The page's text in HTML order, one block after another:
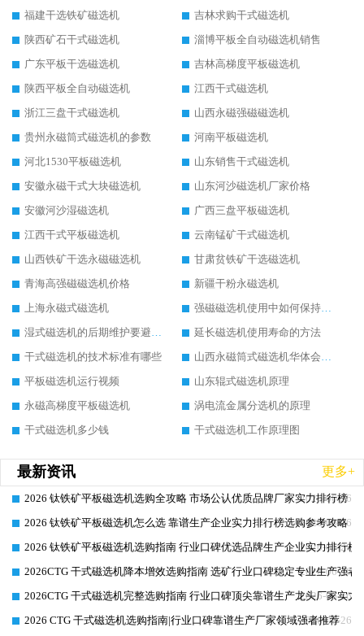
福建干选铁矿磁选机
吉林求购干式磁选机
陕西矿石干式磁选机
淄博平板全自动磁选机销售
广东平板干选磁选机
吉林高梯度平板磁选机
陕西平板全自动磁选机
江西干式磁选机
浙江三盘干式磁选机
山西永磁强磁磁选机
贵州永磁筒式磁选机的参数
河南平板磁选机
河北1530平板磁选机
山东销售干式磁选机
安徽永磁干式大块磁选机
山东河沙磁选机厂家价格
安徽河沙湿磁选机
广西三盘平板磁选机
江西干式平板磁选机
云南锰矿干式磁选机
山西铁矿干选永磁磁选机
甘肃贫铁矿干选磁选机
青海高强磁磁选机价格
新疆干粉永磁选机
上海永磁式磁选机
强磁磁选机使用中如何保持其顺畅运行
湿式磁选机的后期维护要避开哪些坑
延长磁选机使用寿命的方法
干式磁选机的技术标准有哪些
山西永磁筒式磁选机华体会手机网页版-华体会(中国)
平板磁选机运行视频
山东辊式磁选机原理
永磁高梯度平板磁选机
涡电流金属分选机的原理
干式磁选机多少钱
干式磁选机工作原理图
最新资讯 更多+
2026-06-26
2026 钛铁矿平板磁选机选购全攻略 市场公认优质品牌厂家实力排行榜
2026-06-26
2026 钛铁矿平板磁选机怎么选 靠谱生产企业实力排行榜选购参考攻略
2026-06-26
2026 钛铁矿平板磁选机选购指南 行业口碑优选品牌生产企业实力排行榜
2026-06-26
2026CTG 干式磁选机降本增效选购指南 选矿行业口碑稳定专业生产强者
2026-06-26
2026CTG 干式磁选机完整选购指南 行业口碑顶尖靠谱生产龙头厂家实力
2026-06-26
2026 CTG 干式磁选机选购指南|行业口碑靠谱生产厂家领域强者推荐